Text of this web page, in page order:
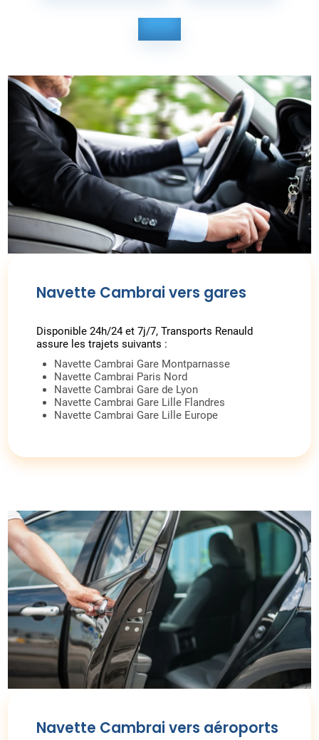
Navette Cambrai vers gares
Disponible 24h/24 et 7j/7, Transports Renauld
assure les trajets suivants :
Navette Cambrai Gare Montparnasse
Navette Cambrai Paris Nord
Navette Cambrai Gare de Lyon
Navette Cambrai Gare Lille Flandres
Navette Cambrai Gare Lille Europe
Navette Cambrai vers aéroports